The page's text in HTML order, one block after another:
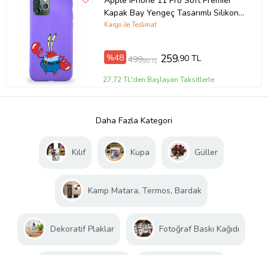
Kapak Bay Yengeç Tasarımlı Silikon
Kılıf - Mor (Şeffaf)
Kargo ile Teslimat
%48 499,90 TL 259,90 TL
27,72 TL'den Başlayan Taksitlerle
Daha Fazla Kategori
Kılıf Kupa Güller
Kamp Matara, Termos, Bardak
Dekoratif Plaklar Fotoğraf Baskı Kağıdı